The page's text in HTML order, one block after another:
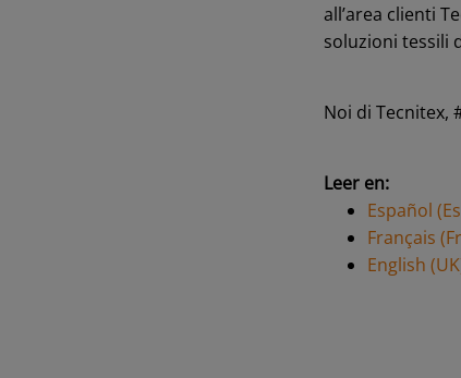
all’area clienti
soluzioni tessili
Noi di Tecnitex,
Leer en:
Español
Français
English